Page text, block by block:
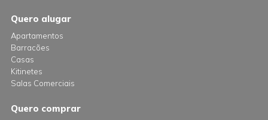
Quero alugar
Apartamentos
Barracões
Casas
Kitinetes
Salas Comerciais
Quero comprar